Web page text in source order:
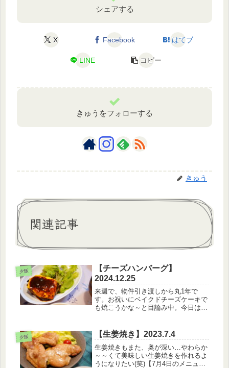
シェアする
X Facebook はてブ
LINE コピー
きゅうをフォローする
きゅう
関連記事
夕飯
【チーズハンバーグ】
2024.12.25
来週で、物件引き渡しから丸1年で
す。お祝いにベイクドチーズケーキで
も焼こうかな～と目論み中。今日は朝
終わってしまうのではと少し不安にな
ります(笑)何なら今週一週間天気が悪
い...
夕飯 【生姜焼き】2023.7.4
生姜焼きもまた、奥が深い…やわらか
～～くて美味しい生姜焼きを作れるよ
うになりたい(笑)【7月4日のメニュ